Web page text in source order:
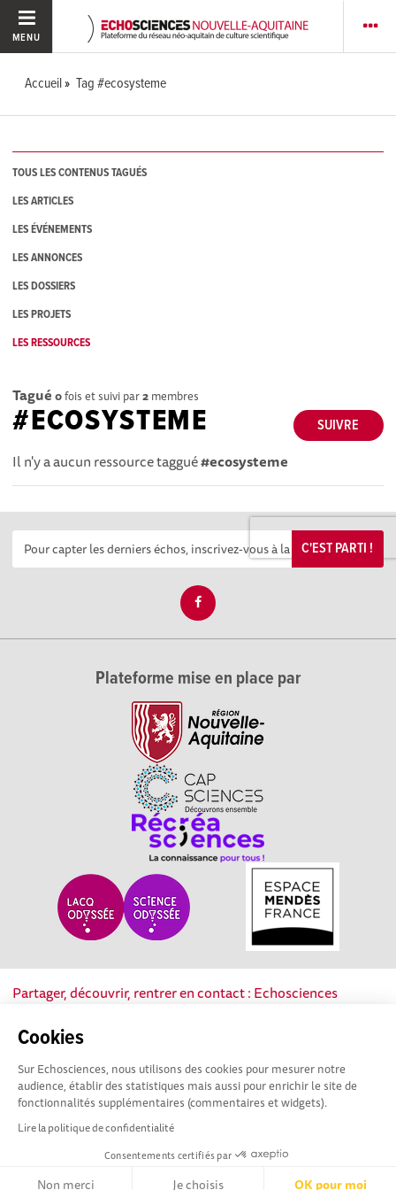
Cookies
Sur Echosciences, nous utilisons des cookies pour mesurer notre
audience, établir des statistiques mais aussi pour enrichir le site de
fonctionnalités supplémentaires (commentaires et widgets).
Lire la politique de confidentialité
Consentements certifiés par
Non merci Je choisis OK pour moi
MENU
Accueil Tag #ecosysteme
TOUS LES CONTENUS TAGUÉS
LES ARTICLES
LES ÉVÉNEMENTS
LES ANNONCES
LES DOSSIERS
LES PROJETS
LES RESSOURCES
Tagué 0fois et suivi par2 membres
SUIVRE
#ECOSYSTEME
Il n'y a aucun ressource taggué#ecosysteme
C'EST PARTI !
Plateforme mise en place par
Partager, découvrir, rentrer en contact : Echosciences
culture scientifique, technique et industrielle de la région.
Mentions légales|Politique de confidentialité|CGU
|Ligne éditoriale